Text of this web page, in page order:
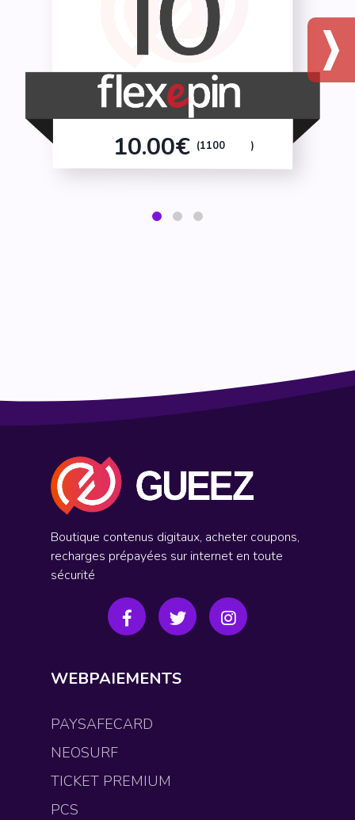
10.00€ (1100 )
Boutique contenus digitaux, acheter coupons,
recharges prépayées sur internet en toute
sécurité
WEBPAIEMENTS
PAYSAFECARD
NEOSURF
TICKET PREMIUM
PCS